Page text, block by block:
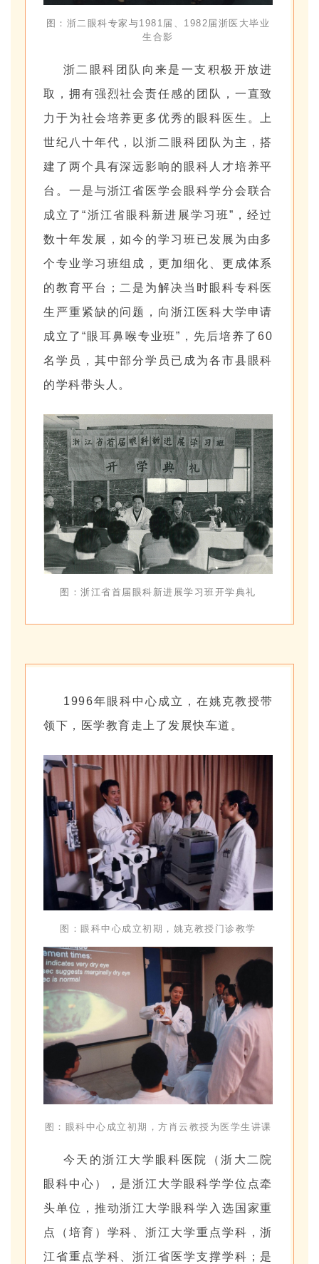
图：浙二眼科专家与1981届、1982届浙医大毕业
生合影
浙二眼科团队向来是一支积极开放进
取，拥有强烈社会责任感的团队，一直致
力于为社会培养更多优秀的眼科医生。上
世纪八十年代，以浙二眼科团队为主，搭
建了两个具有深远影响的眼科人才培养平
台。一是与浙江省医学会眼科学分会联合
成立了“浙江省眼科新进展学习班”，经过
数十年发展，如今的学习班已发展为由多
个专业学习班组成，更加细化、更成体系
的教育平台；二是为解决当时眼科专科医
生严重紧缺的问题，向浙江医科大学申请
成立了“眼耳鼻喉专业班”，先后培养了60
名学员，其中部分学员已成为各市县眼科
的学科带头人。
图：浙江省首届眼科新进展学习班开学典礼
1996年眼科中心成立，在姚克教授带
领下，医学教育走上了发展快车道。
图：眼科中心成立初期，姚克教授门诊教学
图：眼科中心成立初期，方肖云教授为医学生讲课
今天的浙江大学眼科医院（浙大二院
眼科中心），是浙江大学眼科学学位点牵
头单位，推动浙江大学眼科学入选国家重
点（培育）学科、浙江大学重点学科，浙
江省重点学科、浙江省医学支撑学科；是